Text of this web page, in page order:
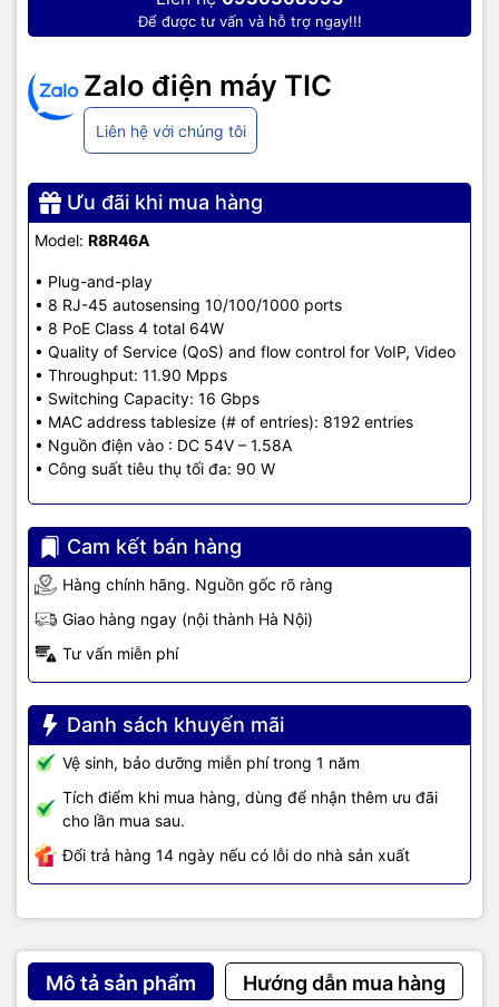
Để được tư vấn và hỗ trợ ngay!!!
Zalo điện máy TIC
Liên hệ với chúng tôi
Ưu đãi khi mua hàng
Model: R8R46A
• Plug-and-play
• 8 RJ-45 autosensing 10/100/1000 ports
• 8 PoE Class 4 total 64W
• Quality of Service (QoS) and flow control for VoIP, Video
• Throughput: 11.90 Mpps
• Switching Capacity: 16 Gbps
• MAC address tablesize (# of entries): 8192 entries
• Nguồn điện vào : DC 54V – 1.58A
• Công suất tiêu thụ tối đa: 90 W
Cam kết bán hàng
Hàng chính hãng. Nguồn gốc rõ ràng
Giao hàng ngay (nội thành Hà Nội)
Tư vấn miễn phí
Danh sách khuyến mãi
Vệ sinh, bảo dưỡng miễn phí trong 1 năm
Tích điểm khi mua hàng, dùng để nhận thêm ưu đãi
cho lần mua sau.
Đổi trả hàng 14 ngày nếu có lỗi do nhà sản xuất
Mô tả sản phẩm Hướng dẫn mua hàng